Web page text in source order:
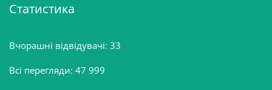
Статистика
Вчорашні відвідувачі: 33
Всі перегляди: 47 999